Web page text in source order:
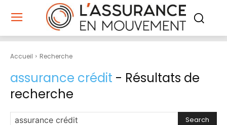
Accueil Recherche
assurance crédit - Résultats de
recherche
Search